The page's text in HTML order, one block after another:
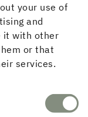
your use of
and
it with other
or that
services.
i egen regi, från
det in
med längst.
färdigmonterat